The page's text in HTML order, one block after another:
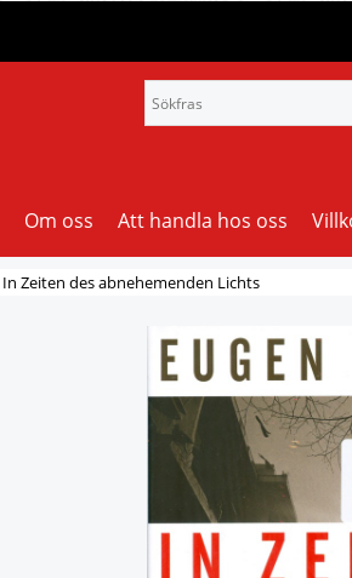
Om oss Att handla hos oss
In Zeiten des abnehemenden Lichts